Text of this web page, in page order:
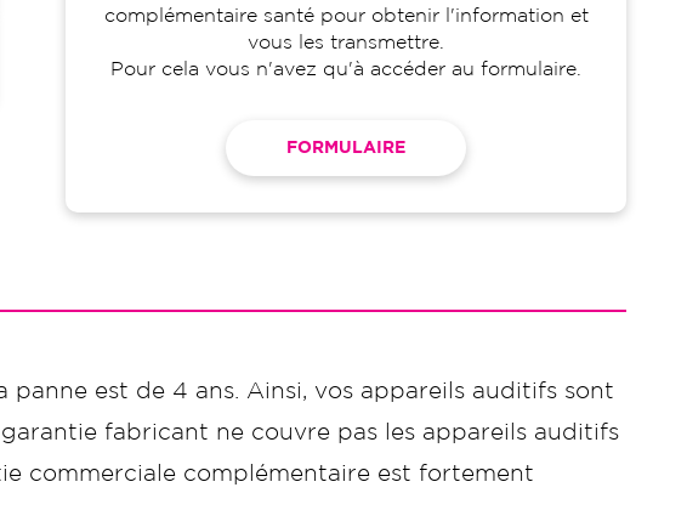
complémentaire santé pour obtenir l'information et
vous les transmettre.
Pour cela vous n'avez qu'à accéder au formulaire.
FORMULAIRE
panne est de 4 ans. Ainsi, vos appareils auditifs sont
fabricant ne couvre pas les appareils auditifs
commerciale complémentaire est fortement